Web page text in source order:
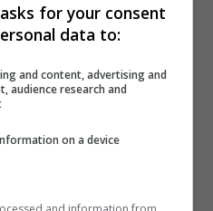
for your consent
data to:
and content, advertising and
audience research and
on a device